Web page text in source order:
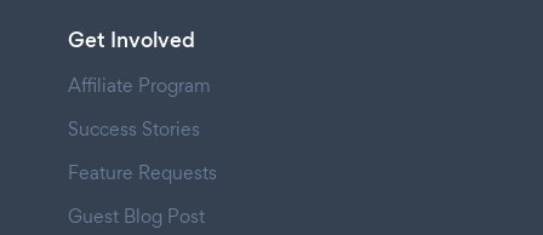
Get Involved
Affiliate Program
Success Stories
Feature Requests
Guest Blog Post